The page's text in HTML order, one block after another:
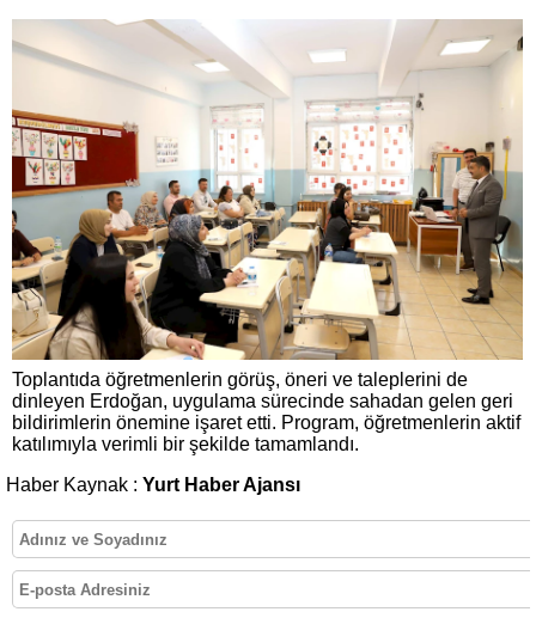
Toplantıda öğretmenlerin görüş, öneri ve taleplerini de
dinleyen Erdoğan, uygulama sürecinde sahadan gelen geri
bildirimlerin önemine işaret etti. Program, öğretmenlerin aktif
katılımıyla verimli bir şekilde tamamlandı.
Haber Kaynak : Yurt Haber Ajansı